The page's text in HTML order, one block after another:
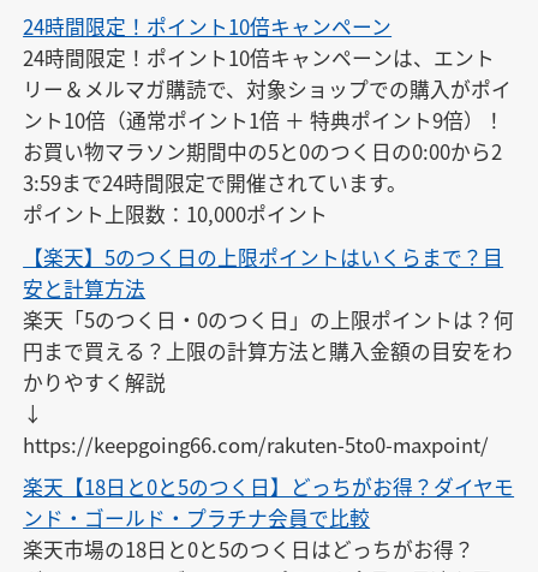
24時間限定！ポイント10倍キャンペーン
24時間限定！ポイント10倍キャンペーンは、エント
リー＆メルマガ購読で、対象ショップでの購入がポイ
ント10倍（通常ポイント1倍 ＋ 特典ポイント9倍）！
お買い物マラソン期間中の5と0のつく日の0:00から2
3:59まで24時間限定で開催されています。
ポイント上限数：10,000ポイント
【楽天】5のつく日の上限ポイントはいくらまで？目
安と計算方法
楽天「5のつく日・0のつく日」の上限ポイントは？何
円まで買える？上限の計算方法と購入金額の目安をわ
かりやすく解説
↓
https://keepgoing66.com/rakuten-5to0-maxpoint/
楽天【18日と0と5のつく日】どっちがお得？ダイヤモ
ンド・ゴールド・プラチナ会員で比較
楽天市場の18日と0と5のつく日はどっちがお得？